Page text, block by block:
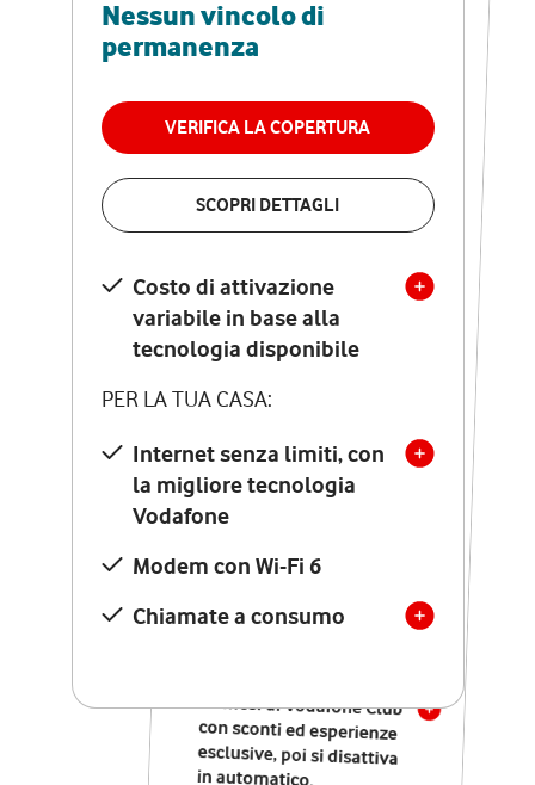
Nessun vincolo di
permanenza
VERIFICA LA COPERTURA
SCOPRI DETTAGLI
Costo di attivazione
variabile in base alla
tecnologia disponibile
PER LA TUA CASA:
Internet senza limiti, con
la migliore tecnologia
Vodafone
Modem con Wi-Fi 6
Chiamate a consumo
RETE FISSA + VODAFONE CLUB
29,95€
permanenza
VERIFICA LA COPERTURA
Costo di attivazione
variabile in base alla
tecnologia disponibile
PER LA TUA CASA:
Internet senza limiti, con
la migliore tecnologia
Vodafone
Modem Seven con Wi-Fi 7
Chiamate illimitate verso
numeri fissi e mobili
nazionali
12 mesi di Vodafone Club
con sconti ed esperienze
esclusive, poi si disattiva
in automatico.